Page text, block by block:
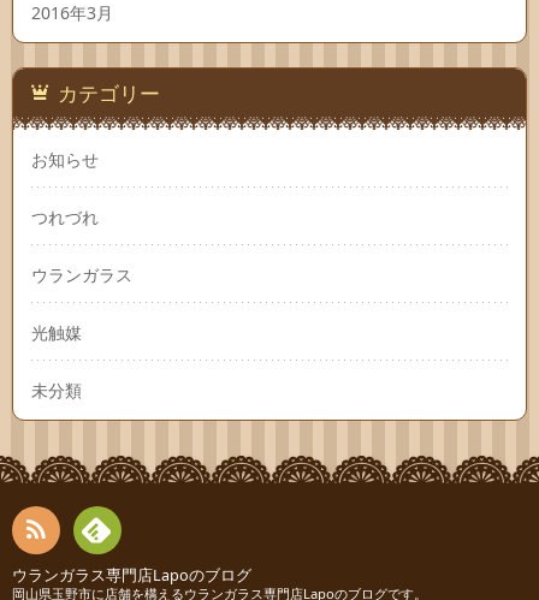
2016年3月
カテゴリー
お知らせ
つれづれ
ウランガラス
光触媒
未分類
RSS Fee
ウランガラス専門店Lapoのブログ
岡山県玉野市に店舗を構えるウランガラス専門店Lapoのブログです。